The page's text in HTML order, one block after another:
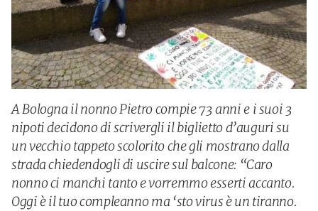
A Bologna il nonno Pietro compie 73 anni e i suoi 3
nipoti decidono di scrivergli il biglietto d’auguri su
un vecchio tappeto scolorito che gli mostrano dalla
strada chiedendogli di uscire sul balcone: “Caro
nonno ci manchi tanto e vorremmo esserti accanto.
Oggi è il tuo compleanno ma ‘sto virus è un tiranno.